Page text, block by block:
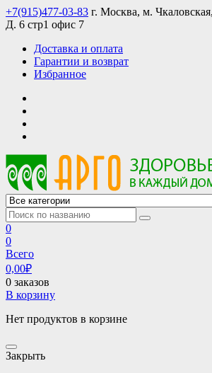
Skip
to
+7(915)477-03-83 г. Москва, м.
Д. 6 стр1 офис 7
Доставка и оплата
Гарантии и возврат
Избранное
АРГО интернет магазин, доставка в
АРГО каталог каталог продукции,
0
0
Всего
0,00₽
0 заказов
В корзину
Нет продуктов в корзине
Закрыть